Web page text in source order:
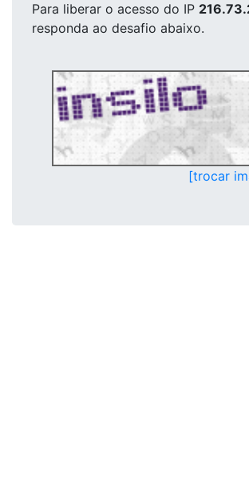
Para liberar o acesso do IP
responda ao desafio abaixo.
[trocar